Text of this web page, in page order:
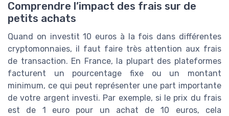
Comprendre l’impact des frais sur de
petits achats
Quand on investit 10 euros à la fois dans différentes
cryptomonnaies, il faut faire très attention aux frais
de transaction. En France, la plupart des plateformes
facturent un pourcentage fixe ou un montant
minimum, ce qui peut représenter une part importante
de votre argent investi. Par exemple, si le prix du frais
est de 1 euro pour un achat de 10 euros, cela